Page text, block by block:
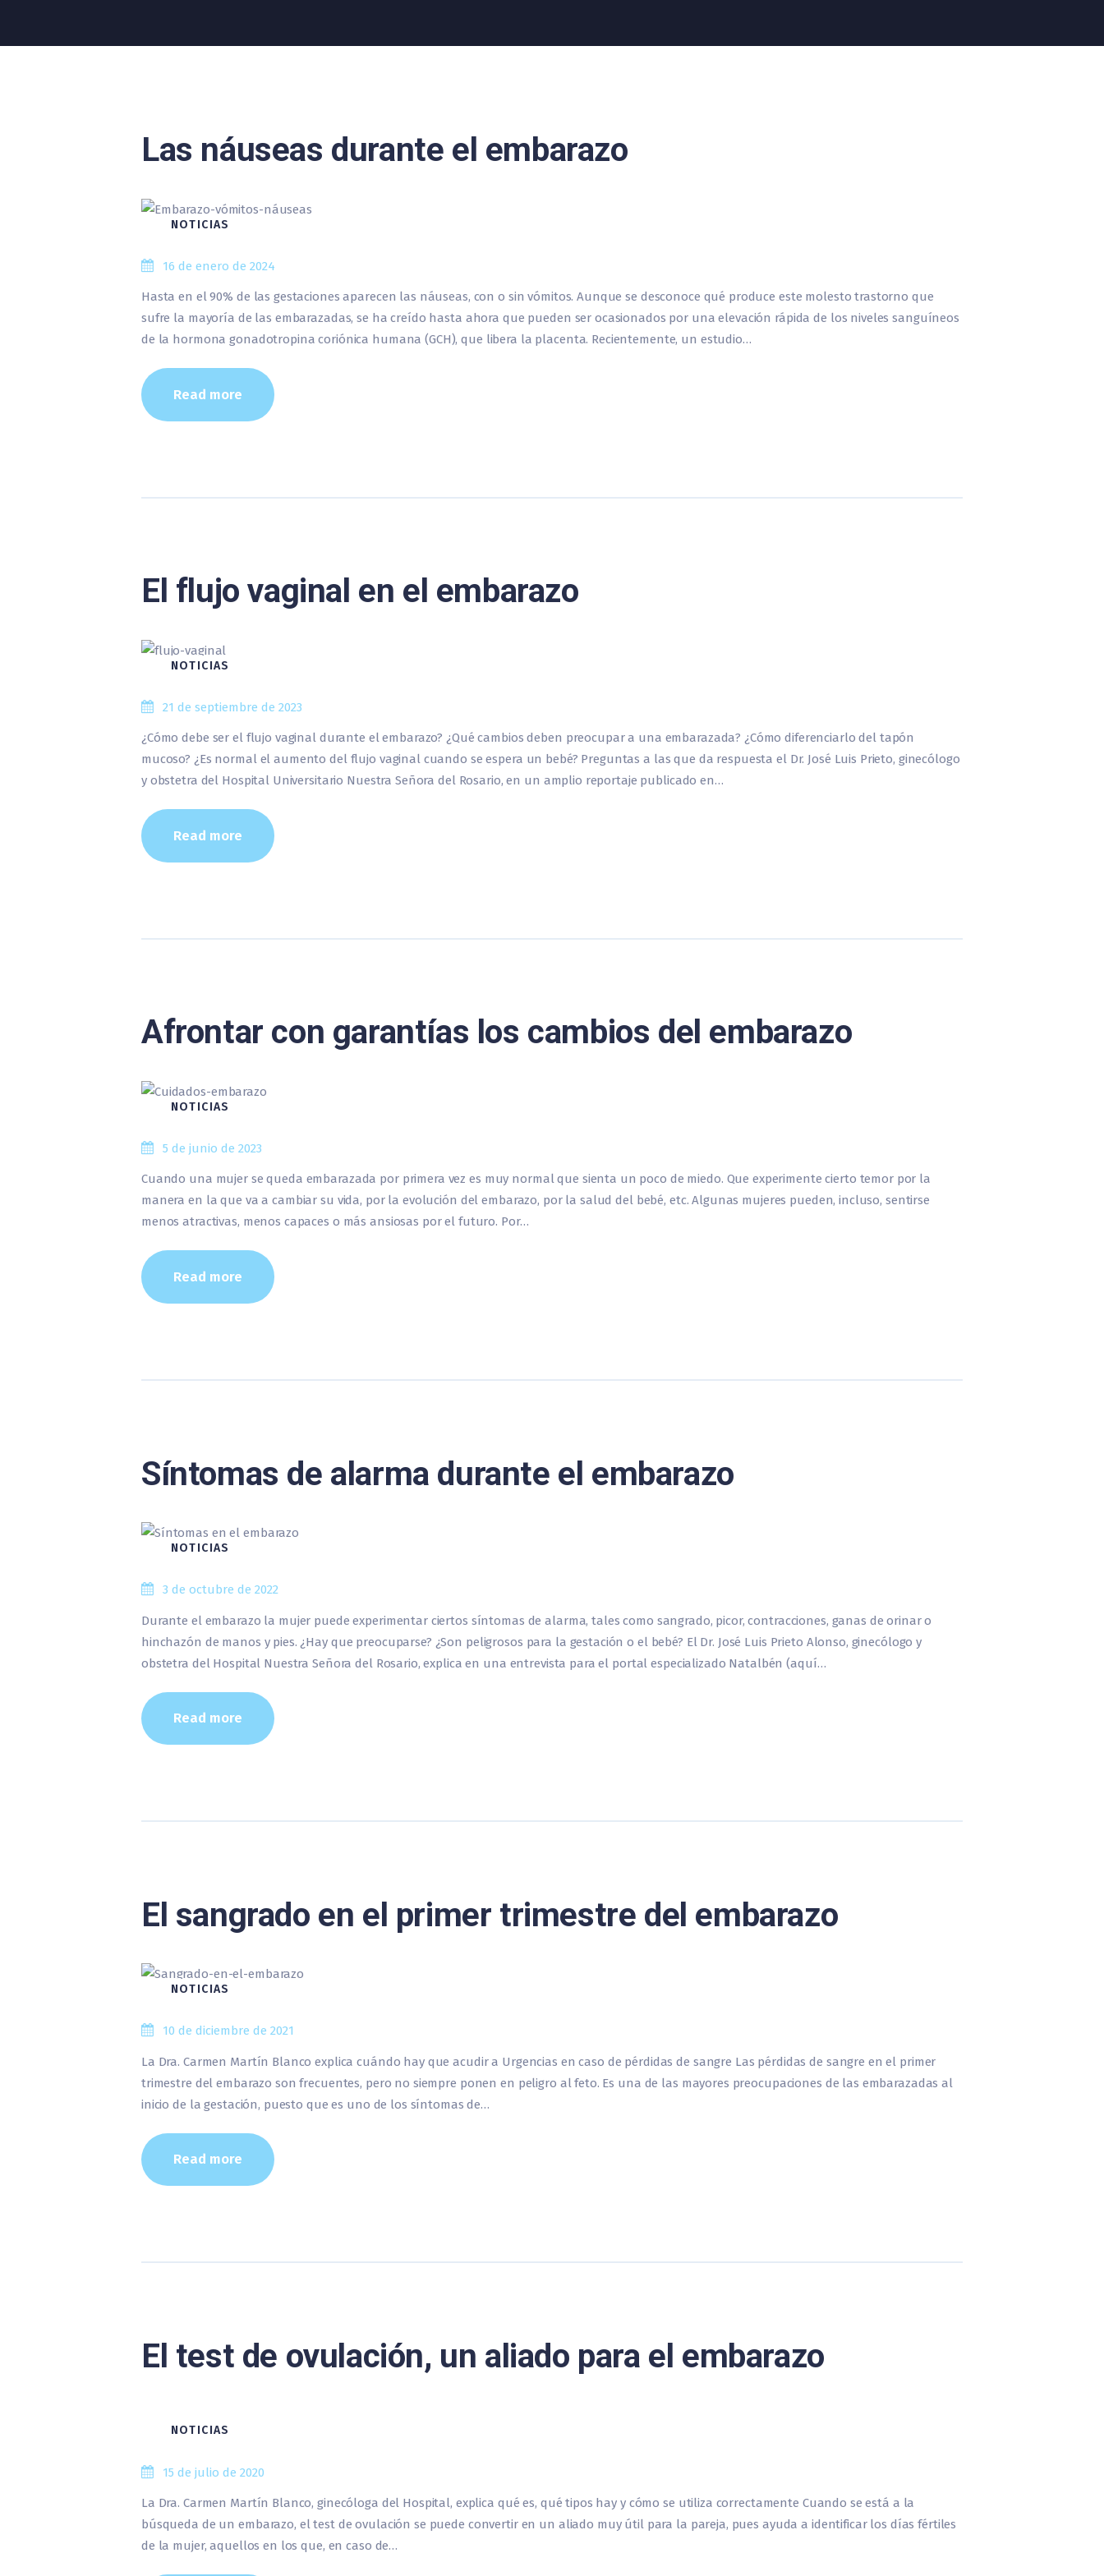
Las náuseas durante el embarazo
NOTICIAS
16 de enero de 2024
Hasta en el 90% de las gestaciones aparecen las náuseas, con o sin vómitos. Aunque se desconoce qué produce este molesto trastorno que
sufre la mayoría de las embarazadas, se ha creído hasta ahora que pueden ser ocasionados por una elevación rápida de los niveles sanguíneos
de la hormona gonadotropina coriónica humana (GCH), que libera la placenta. Recientemente, un estudio…
Read more
El flujo vaginal en el embarazo
NOTICIAS
21 de septiembre de 2023
¿Cómo debe ser el flujo vaginal durante el embarazo? ¿Qué cambios deben preocupar a una embarazada? ¿Cómo diferenciarlo del tapón
mucoso? ¿Es normal el aumento del flujo vaginal cuando se espera un bebé? Preguntas a las que da respuesta el Dr. José Luis Prieto, ginecólogo
y obstetra del Hospital Universitario Nuestra Señora del Rosario, en un amplio reportaje publicado en…
Read more
Afrontar con garantías los cambios del embarazo
NOTICIAS
5 de junio de 2023
Cuando una mujer se queda embarazada por primera vez es muy normal que sienta un poco de miedo. Que experimente cierto temor por la
manera en la que va a cambiar su vida, por la evolución del embarazo, por la salud del bebé, etc. Algunas mujeres pueden, incluso, sentirse
menos atractivas, menos capaces o más ansiosas por el futuro. Por…
Read more
Síntomas de alarma durante el embarazo
NOTICIAS
3 de octubre de 2022
Durante el embarazo la mujer puede experimentar ciertos síntomas de alarma, tales como sangrado, picor, contracciones, ganas de orinar o
hinchazón de manos y pies. ¿Hay que preocuparse? ¿Son peligrosos para la gestación o el bebé? El Dr. José Luis Prieto Alonso, ginecólogo y
obstetra del Hospital Nuestra Señora del Rosario, explica en una entrevista para el portal especializado Natalbén (aquí…
Read more
El sangrado en el primer trimestre del embarazo
NOTICIAS
10 de diciembre de 2021
La Dra. Carmen Martín Blanco explica cuándo hay que acudir a Urgencias en caso de pérdidas de sangre Las pérdidas de sangre en el primer
trimestre del embarazo son frecuentes, pero no siempre ponen en peligro al feto. Es una de las mayores preocupaciones de las embarazadas al
inicio de la gestación, puesto que es uno de los síntomas de…
Read more
El test de ovulación, un aliado para el embarazo
NOTICIAS
15 de julio de 2020
La Dra. Carmen Martín Blanco, ginecóloga del Hospital, explica qué es, qué tipos hay y cómo se utiliza correctamente Cuando se está a la
búsqueda de un embarazo, el test de ovulación se puede convertir en un aliado muy útil para la pareja, pues ayuda a identificar los días fértiles
de la mujer, aquellos en los que, en caso de…